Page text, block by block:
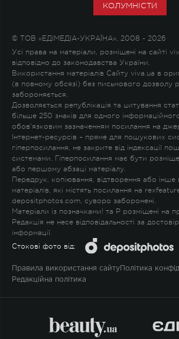
КОЛУМНІСТИ
© ТОВ «ЕДІМЕДІА-УКРАЇНА», 2008 - 2026
Усі права на матеріали, розміщені на сайті
відповідно до законодавства України.
Використання матеріалів Сайту viva.ua в
(в повному обсязі) без письмового дозволу
забороняється.
Дозволяється републікація та цитування
більше 250 знаків для одного
обов'язковим зазначенням посилання на
Інтернет-ресурсів – пряме для пошукових
гіперпосилання, не закрите від індексації
системами. Гіперпосилання має бути
або першому абзаці матеріалу.
Передрук, копіювання, відтворення або інше
матеріалів, які містять посилання на
depositphotos.com, суворо заборонені.
Матеріали із позначками! та P розміщені на
Редакція не несе відповідальності за
інформації.
Стокові фото від:
Правила використання сайту Політика
Редакційна політика